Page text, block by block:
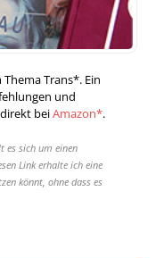
Trans*. Ein
und
beiAmazon*.
es sich um einen
Link erhalte ich eine
könnt, ohne dass es